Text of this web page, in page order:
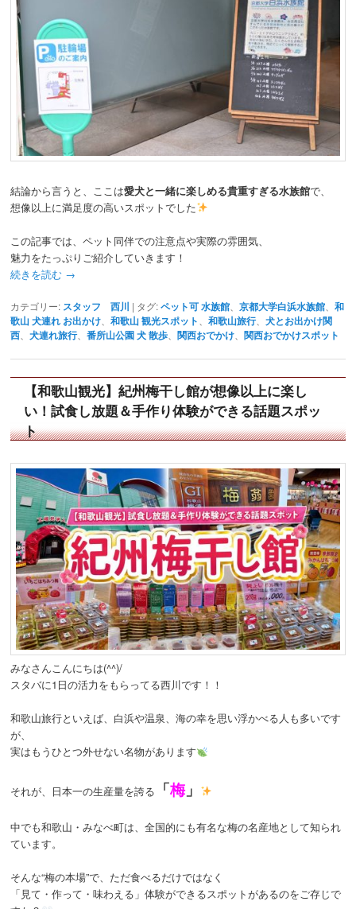
結論から言うと、ここは愛犬と一緒に楽しめる貴重すぎる水族館で、
想像以上に満足度の高いスポットでした
この記事では、ペット同伴での注意点や実際の雰囲気、
魅力をたっぷりご紹介していきます！
続きを読む →
カテゴリー: スタッフ 西川 | タグ: ペット可 水族館 、京都大学白浜水族館 、和
歌山 犬連れ お出かけ 、和歌山 観光スポット 、和歌山旅行、犬とお出かけ関
西 、犬連れ旅行、番所山公園 犬 散歩 、関西おでかけ 、関西おでかけスポット
【和歌山観光】紀州梅干し館が想像以上に楽し
い！試食し放題＆手作り体験ができる話題スポッ
ト
みなさんこんにちは(^^)/
スタバに1日の活力をもらってる西川です！！
和歌山旅行といえば、白浜や温泉、海の幸を思い浮かべる人も多いです
が、
実はもうひとつ外せない名物があります
それが、日本一の生産量を誇る 「梅」
中でも和歌山・みなべ町は、全国的にも有名な梅の名産地として知られ
ています。
そんな“梅の本場”で、ただ食べるだけではなく
「見て・作って・味わえる」体験ができるスポットがあるのをご存じで